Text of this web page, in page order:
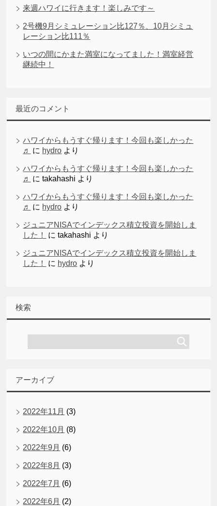
来週ハワイに行きます！楽しみです～
2号機9月シミュレーション比127％、10月シミュ
レーション比111％
いつの間にかまた満室になってました！満室経営
継続中！
最近のコメント
ハワイからもうすぐ帰ります！今回も楽しかった
♬
に hydro より
ハワイからもうすぐ帰ります！今回も楽しかった
♬
にtakahashi より
ハワイからもうすぐ帰ります！今回も楽しかった
♬
に hydro より
ジュニアNISAでインデックス積立投資を開始しま
した！
にtakahashi より
ジュニアNISAでインデックス積立投資を開始しま
した！
に hydro より
検索
アーカイブ
2022年11月 (3)
2022年10月 (8)
2022年9月 (6)
2022年8月 (3)
2022年7月 (6)
2022年6月 (2)